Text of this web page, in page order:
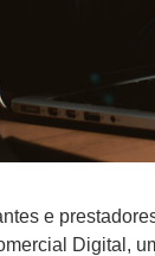
e
Digital,